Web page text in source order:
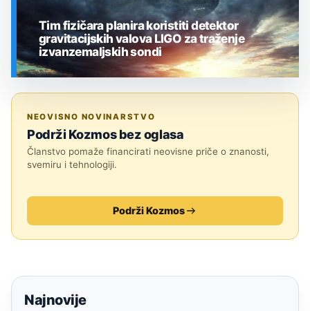
Tim fizičara planira koristiti detektor
gravitacijskih valova LIGO za traženje
izvanzemaljskih sondi
NEOVISNO NOVINARSTVO
Podrži Kozmos bez oglasa
Članstvo pomaže financirati neovisne priče o znanosti,
svemiru i tehnologiji.
Podrži Kozmos
Najnovije